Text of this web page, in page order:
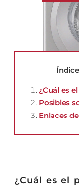
¿Cuál es
Posibles
Enlaces
¿Cuál es el